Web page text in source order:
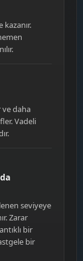
kazanır.
ve daha
Vadeli
seviyeye
Zarar
bir
bir